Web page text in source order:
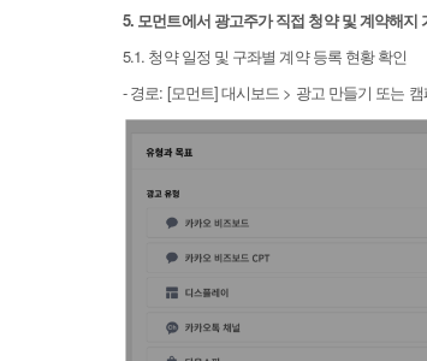
5. 모먼트에서 광고주가 직접 청약 및 계약해지
5.1. 청약 일정 및 구좌별 계약 등록 현황 확인
- 경로: [모먼트] 대시보드 > 광고 만들기 또는